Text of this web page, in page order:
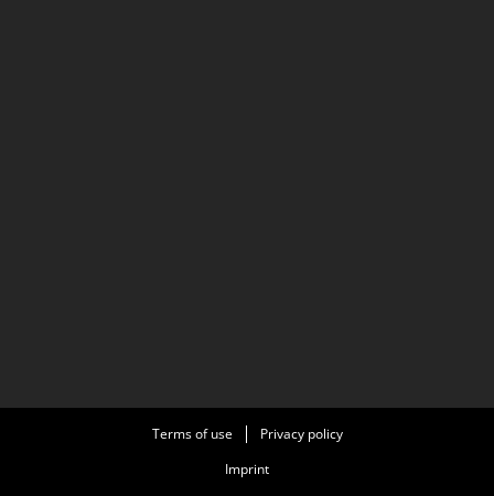
Terms of use
Privacy policy
Imprint